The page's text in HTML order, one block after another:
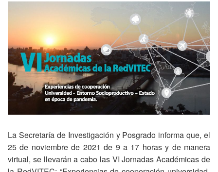
La Secretaría de Investigación y Posgrado informa que, el
25 de noviembre de 2021 de 9 a 17 horas y de manera
virtual, se llevarán a cabo las VI Jornadas Académicas de